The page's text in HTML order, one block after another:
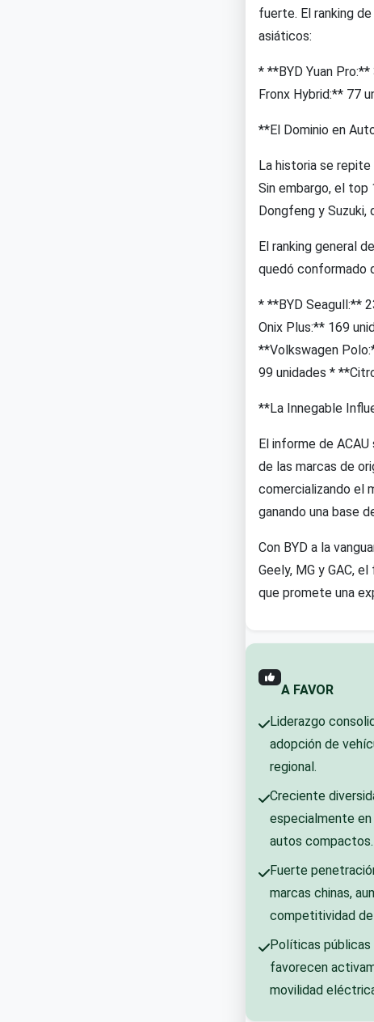
fuerte. El ranking
asiáticos:
* **BYD Yuan
Fronx Hybrid:** 77
**El Dominio en
La historia se
Sin embargo, el top
Dongfeng y
El ranking general
quedó conformado
* **BYD Seagull:**
Onix Plus:** 169
**Volkswagen
99 unidades *
**La Innegable
El informe de
de las marcas de
comercializando el
ganando una base
Con BYD a la
Geely, MG y GAC,
que promete una
A FAVOR
Liderazgo
adopción de
regional.
Creciente
especialmente
autos compactos.
Fuerte
marcas chinas,
competitividad
Políticas
favorecen
movilidad